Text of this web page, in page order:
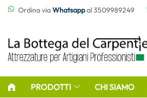
contenutoOrdina viaWhatsappal 3509989249
PRODOTTI CHI SIAMO